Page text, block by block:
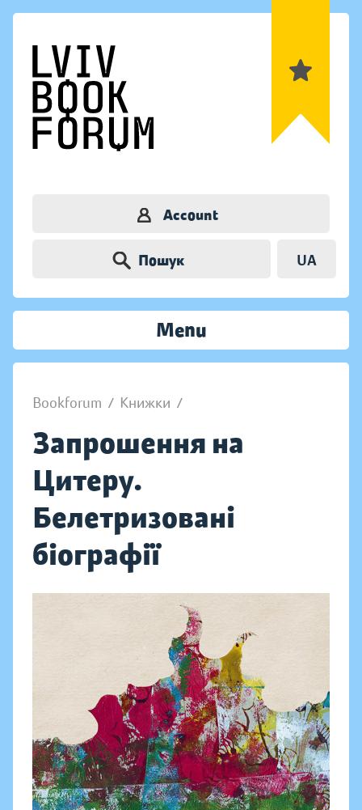
Account
Пошук UA
Menu
Bookforum / Книжки /
Запрошення на
Цитеру.
Белетризовані
біографії